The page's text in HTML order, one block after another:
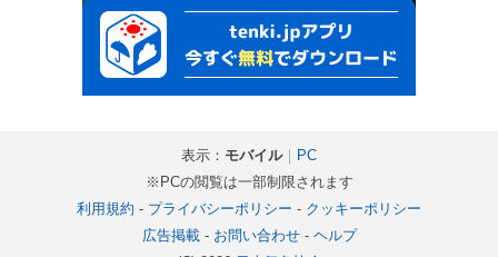
表示： モバイル｜ PC
※PCの閲覧は一部制限されます
利用規約 - プライバシーポリシー - クッキーポリシー
広告掲載- お問い合わせ- ヘルプ